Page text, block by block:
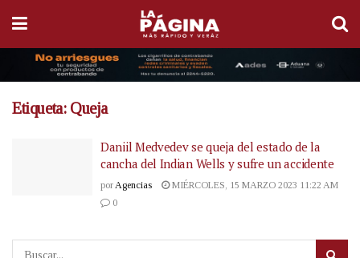
Etiqueta: Queja
Daniil Medvedev se queja del estado de la
cancha del Indian Wells y sufre un accidente
por Agencias
MIÉRCOLES, 15 MARZO 2023 11:22 AM
0